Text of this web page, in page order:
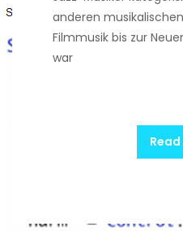
anderen
Filmmusik bis zur
war